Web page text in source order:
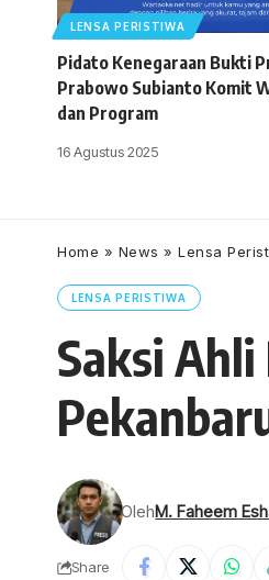
LENSA PERISTIWA
Pidato Kenegaraan Bukti
Prabowo Subianto Komit
dan Program
16 Agustus 2025
Home » News » Lensa
LENSA PERISTIWA
Saksi
OlehM. Faheem
Share